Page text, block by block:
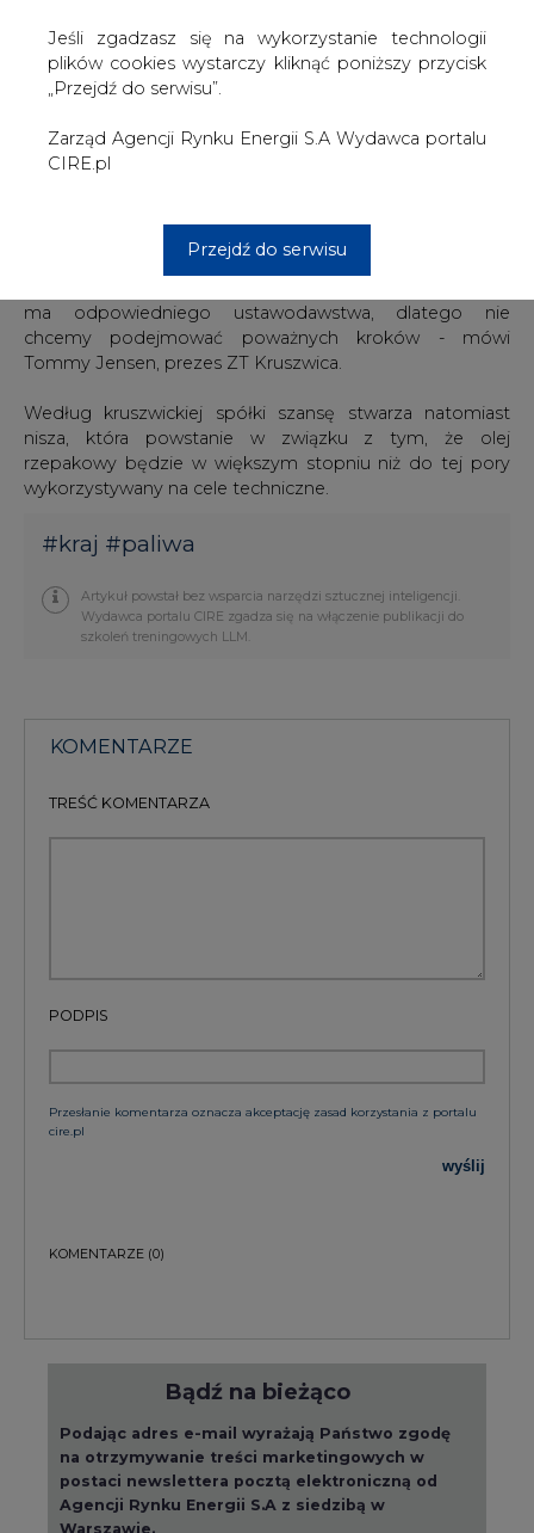
Jeśli zgadzasz się na wykorzystanie technologii
plików cookies wystarczy kliknąć poniższy przycisk
„Przejdź do serwisu”.
Zarząd Agencji Rynku Energii S.A Wydawca portalu
CIRE.pl
Przejdź do serwisu
Polsce do ok. 800 tys. ton.
Inwestowanie w produkcję biopaliw zapowiada Elstar
wytwarzaniu rafinowanych olejów jadalnych i tłuszczów
roślinnych dla odbiorców przemysłowych. Do 2008 roku
Bardziej powściągliwe są zakłady kruszwickie. -
ma odpowiedniego ustawodawstwa, dlatego nie
chcemy podejmować poważnych kroków - mówi
Tommy Jensen, prezes ZT Kruszwica.
Według kruszwickiej spółki szansę stwarza natomiast
nisza, która powstanie w związku z tym, że olej
rzepakowy będzie w większym stopniu niż do tej pory
wykorzystywany na cele techniczne.
#kraj #paliwa
Artykuł powstał bez wsparcia narzędzi sztucznej inteligencji.
Wydawca portalu CIRE zgadza się na włączenie publikacji do
szkoleń treningowych LLM.
KOMENTARZE
TREŚĆ KOMENTARZA
PODPIS
Przesłanie komentarza oznacza akceptację zasad korzystania z portalu
cire.pl
wyślij
KOMENTARZE (0)
Bądź na bieżąco
Podając adres e-mail wyrażają Państwo zgodę
na otrzymywanie treści marketingowych w
postaci newslettera pocztą elektroniczną od
Agencji Rynku Energii S.A z siedzibą w
Warszawie.